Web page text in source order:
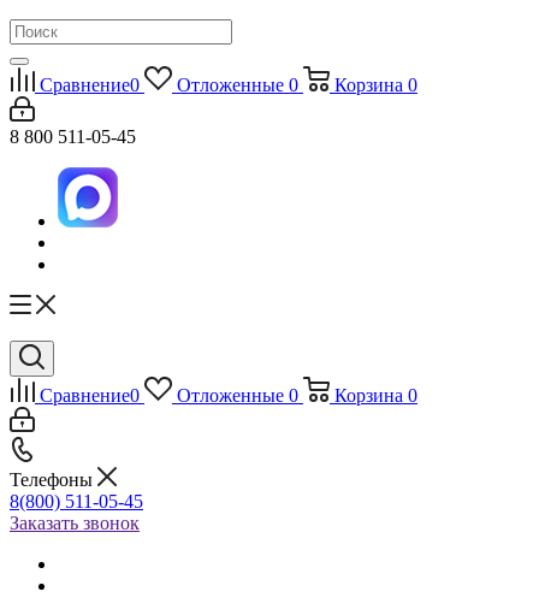
Сравнение0 Отложенные 0 Корзина 0
8 800 511-05-45
Сравнение0 Отложенные 0 Корзина 0
Телефоны
8(800) 511-05-45
Заказать звонок